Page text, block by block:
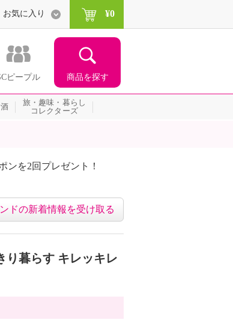
ピープル 商品を探す
お気に入り ¥0
旅・趣味・暮らし
コレクターズ
ンを2回プレゼント！
ドの新着情報を受け取る
り暮らす キレッキレ